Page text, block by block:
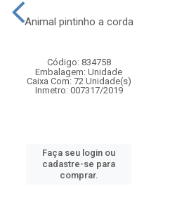
Animal pintinho a corda
Código: 834758
Embalagem: Unidade
Caixa Com: 72 Unidade(s)
Inmetro: 007317/2019
Faça seu login ou
cadastre-se para
comprar.